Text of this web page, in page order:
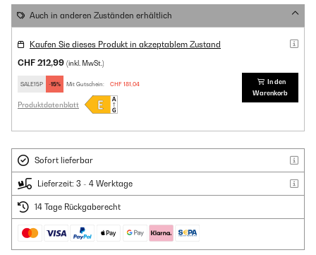
Auch in anderen Zuständen erhältlich
Kaufen Sie dieses Produkt in akzeptablem Zustand
CHF 212,99 (inkl. MwSt.)
SALE15P -15% Mit Gutschein: CHF 181,04
Produktdatenblatt
In den
Warenkorb
Sofort lieferbar
Lieferzeit: 3 - 4 Werktage
14 Tage Rückgaberecht